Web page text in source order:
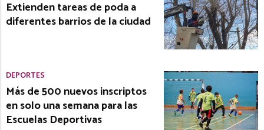
Extienden tareas de poda a
diferentes barrios de la ciudad
DEPORTES
Más de 500 nuevos inscriptos
en solo una semana para las
Escuelas Deportivas